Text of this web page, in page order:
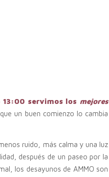
13:00 servimos los mejores
un buen comienzo lo cambia
ruido, más calma y una luz
después de un paseo por la
los desayunos de AMMO son